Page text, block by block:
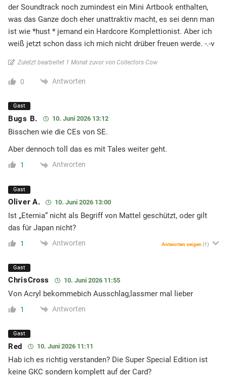
der Soundtrack noch zumindest ein Mini Artbook enthalten,
was das Ganze doch eher unattraktiv macht, es sei denn man
ist wie *hust * jemand ein Hardcore Komplettionist. Aber ich
weiß jetzt schon dass ich mich nicht drüber freuen werde. -.-v
Zuletzt bearbeitet 1 Monat zuvor von Collectors Cow
0 Antworten
Gast
Bugs B. 10. Juni 2026 13:12
Bisschen wie die CEs von SE.
Aber dennoch toll das es mit Tales weiter geht.
1 Antworten
Gast
Oliver A. 10. Juni 2026 13:00
Ist „Eternia“ nicht als Begriff von Mattel geschützt, oder gilt
das für Japan nicht?
1 Antworten Antworten zeigen (1)
Gast
ChrisCross 10. Juni 2026 11:55
Von Acryl bekommebich Ausschlag,lassmer mal lieber
1 Antworten
Gast
Red 10. Juni 2026 11:11
Hab ich es richtig verstanden? Die Super Special Edition ist
keine GKC sondern komplett auf der Card?